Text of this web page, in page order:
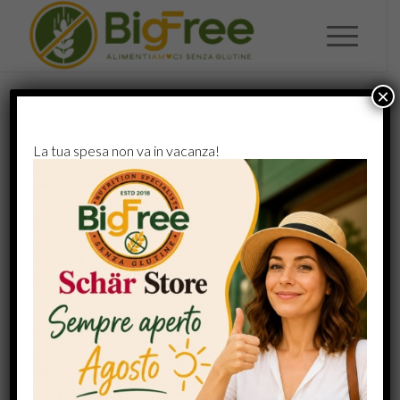
articolo di un blog perché rimane sempre allo stesso
posto e (in molti temi) appare nel menu di navigazione.
Molte persone iniziano con una pagina di Informazioni
che li presentano ai visitatori del sito. Potrebbe
apparire una presentazione del tipo:
Ciao! Sono un fattorino ciclista di
giorno, aspirante attore di notte e
questo è il mio sito web. Vivo a Los
Angeles, ho un grande cane di nome
La tua spesa non va in vacanza!
×